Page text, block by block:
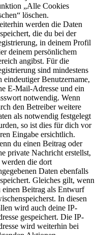
„Alle Cookies
löschen.
werden die Daten
die du bei der
in deinem Profil
deinem persönlichem
angibst. Für die
sind mindestens
eindeutiger Benutzername,
E-Mail-Adresse und ein
notwendig. Wenn
den Betreiber weitere
als notwendig festgelegt
so ist dies für dich vor
Eingabe ersichtlich.
du einen Beitrag oder
private Nachricht erstellst,
werden die dort
Daten ebenfalls
Gleiches gilt, wenn
einen Beitrag als Entwurf
In diesen
wird auch deine IP-
gespeichert. Die IP-
wird weiterhin bei